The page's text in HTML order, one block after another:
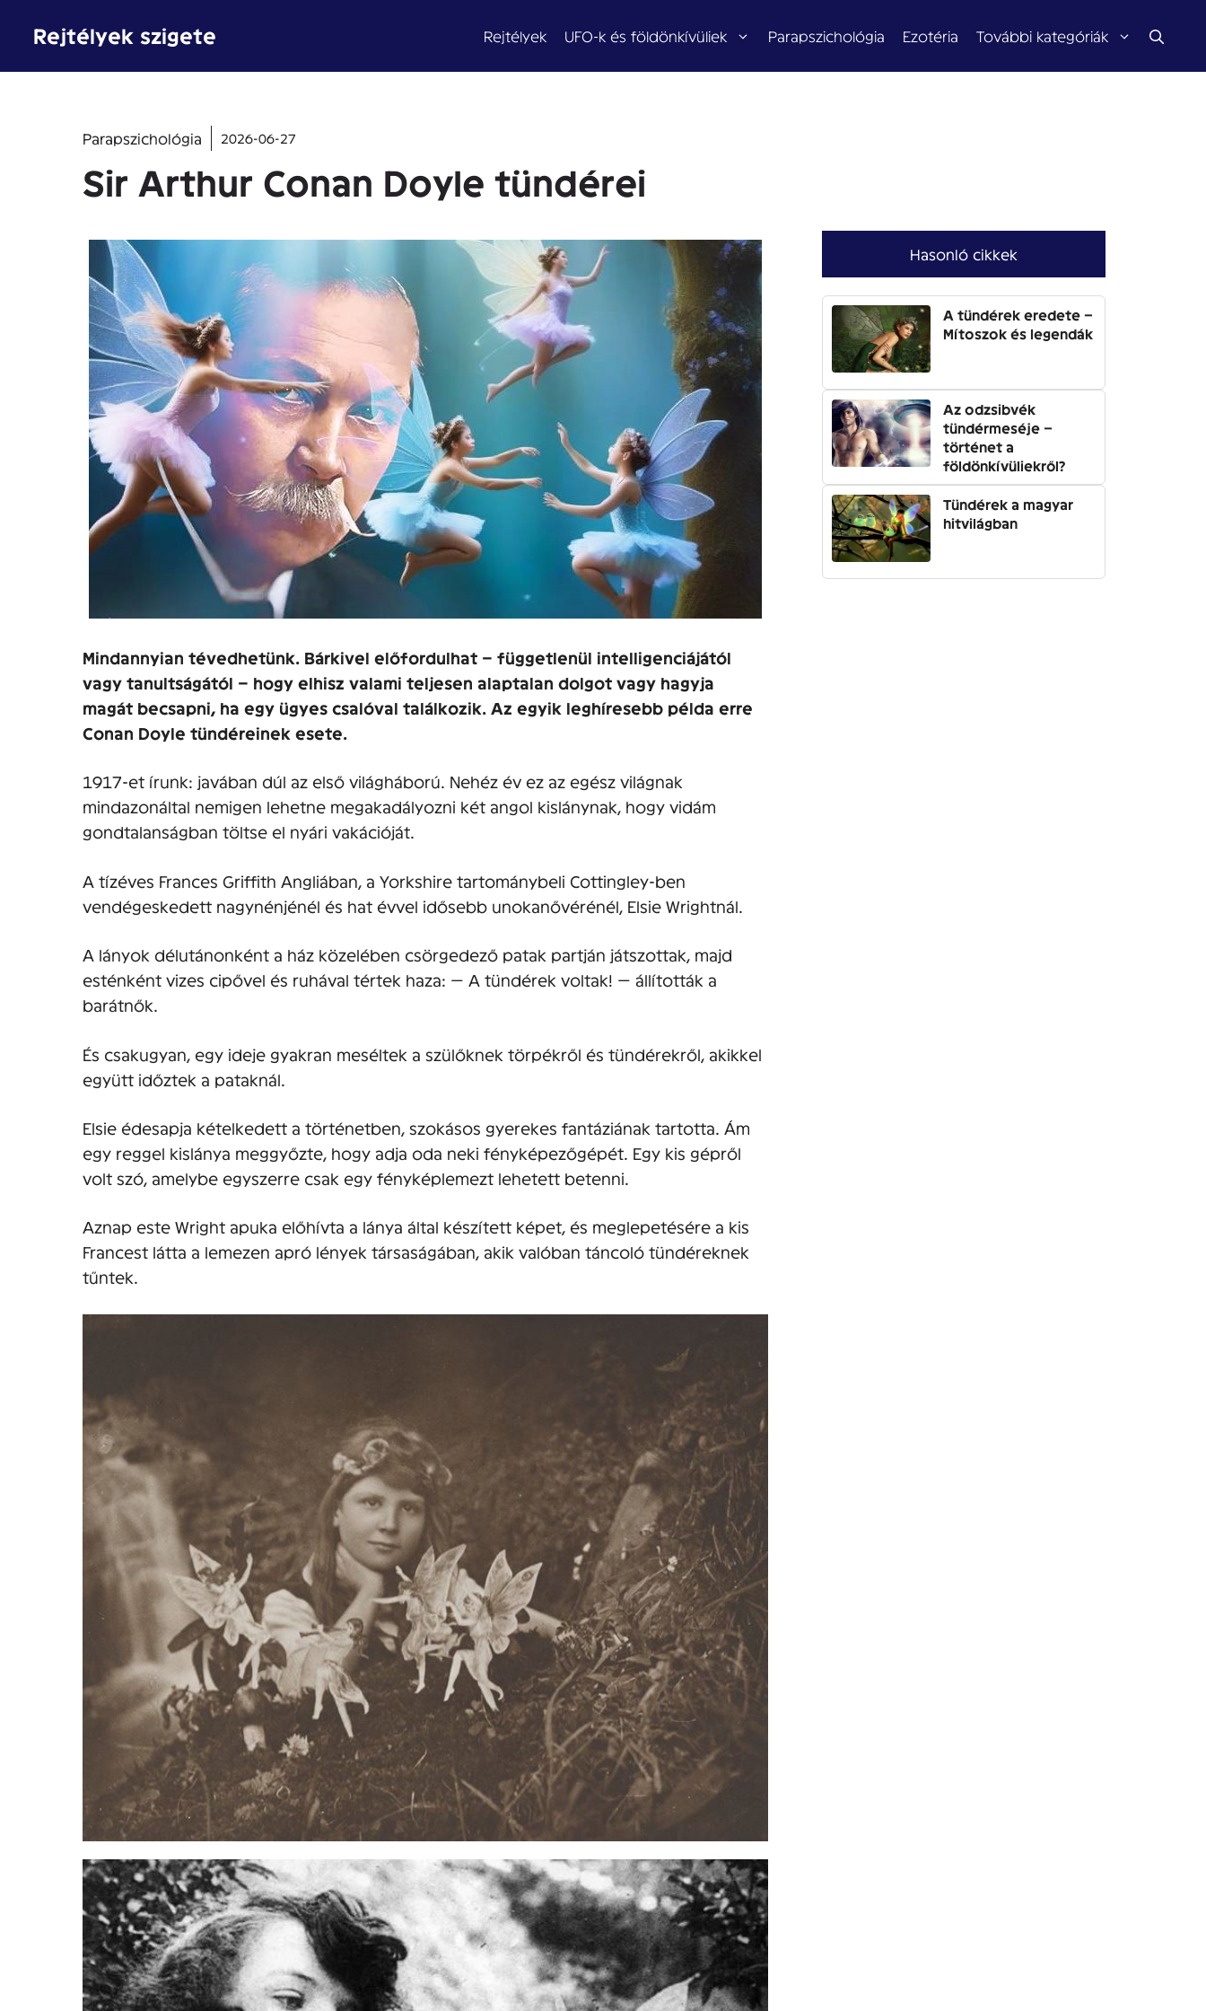
Rejtélyek szigete Rejtélyek UFO-k és földönkívüliek Parapszichológia Ezotéria További kategóriák
Parapszichológia 2026-06-27
Sir Arthur Conan Doyle tündérei
Mindannyian tévedhetünk. Bárkivel előfordulhat – függetlenül intelligenciájától
vagy tanultságától – hogy elhisz valami teljesen alaptalan dolgot vagy hagyja
magát becsapni, ha egy ügyes csalóval találkozik. Az egyik leghíresebb példa erre
Conan Doyle tündéreinek esete.
1917-et írunk: javában dúl az első világháború. Nehéz év ez az egész világnak
mindazonáltal nemigen lehetne megakadályozni két angol kislánynak, hogy vidám
gondtalanságban töltse el nyári vakációját.
A tízéves Frances Griffith Angliában, a Yorkshire tartománybeli Cottingley-ben
vendégeskedett nagynénjénél és hat évvel idősebb unokanővérénél, Elsie Wrightnál.
A lányok délutánonként a ház közelében csörgedező patak partján játszottak, majd
esténként vizes cipővel és ruhával tértek haza: — A tündérek voltak! — állították a
barátnők.
És csakugyan, egy ideje gyakran meséltek a szülőknek törpékről és tündérekről, akikkel
együtt időztek a pataknál.
Elsie édesapja kételkedett a történetben, szokásos gyerekes fantáziának tartotta. Ám
egy reggel kislánya meggyőzte, hogy adja oda neki fényképezőgépét. Egy kis gépről
volt szó, amelybe egyszerre csak egy fényképlemezt lehetett betenni.
Aznap este Wright apuka előhívta a lánya által készített képet, és meglepetésére a kis
Francest látta a lemezen apró lények társaságában, akik valóban táncoló tündéreknek
tűntek.
Hasonló cikkek
A tündérek eredete –
Mítoszok és legendák
Az odzsibvék
tündérmeséje –
történet a
földönkívüliekről?
Tündérek a magyar
hitvilágban